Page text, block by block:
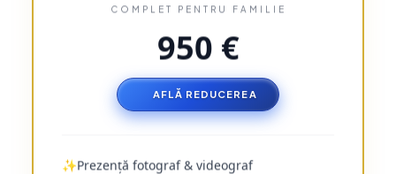
COMPLET PENTRU FAMILIE
950 €
AFLĂ REDUCEREA
✨Prezență fotograf & videograf